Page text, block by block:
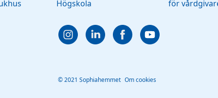
Högskola
för
© 2021 Sophiahemmet Om cookies